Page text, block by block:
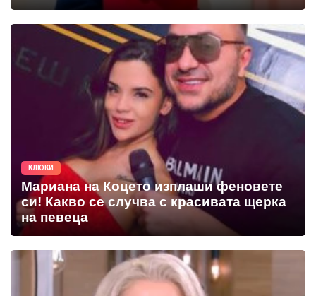
КЛЮКИ
Мариана на Коцето изплаши феновете
си! Какво се случва с красивата щерка
на певеца